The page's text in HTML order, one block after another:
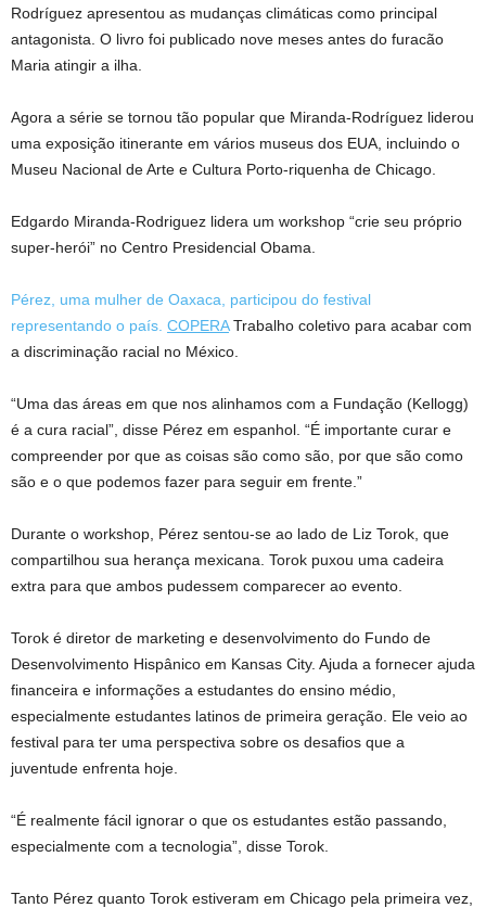
Rodríguez apresentou as mudanças climáticas como principal
antagonista. O livro foi publicado nove meses antes do furacão
Maria atingir a ilha.
Agora a série se tornou tão popular que Miranda-Rodríguez liderou
uma exposição itinerante em vários museus dos EUA, incluindo o
Museu Nacional de Arte e Cultura Porto-riquenha de Chicago.
Edgardo Miranda-Rodriguez lidera um workshop “crie seu próprio
super-herói” no Centro Presidencial Obama.
Pérez, uma mulher de Oaxaca, participou do festival
representando o país. COPERATrabalho coletivo para acabar com
a discriminação racial no México.
“Uma das áreas em que nos alinhamos com a Fundação (Kellogg)
é a cura racial”, disse Pérez em espanhol. “É importante curar e
compreender por que as coisas são como são, por que são como
são e o que podemos fazer para seguir em frente.”
Durante o workshop, Pérez sentou-se ao lado de Liz Torok, que
compartilhou sua herança mexicana. Torok puxou uma cadeira
extra para que ambos pudessem comparecer ao evento.
Torok é diretor de marketing e desenvolvimento do Fundo de
Desenvolvimento Hispânico em Kansas City. Ajuda a fornecer ajuda
financeira e informações a estudantes do ensino médio,
especialmente estudantes latinos de primeira geração. Ele veio ao
festival para ter uma perspectiva sobre os desafios que a
juventude enfrenta hoje.
“É realmente fácil ignorar o que os estudantes estão passando,
especialmente com a tecnologia”, disse Torok.
Tanto Pérez quanto Torok estiveram em Chicago pela primeira vez,